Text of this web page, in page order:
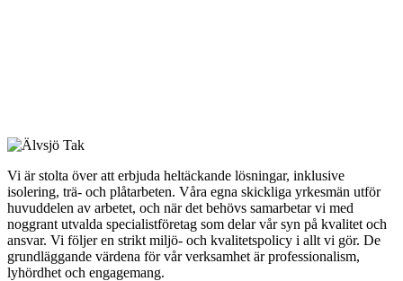
Vi är stolta över att erbjuda heltäckande lösningar, inklusive
isolering, trä- och plåtarbeten. Våra egna skickliga yrkesmän utför
huvuddelen av arbetet, och när det behövs samarbetar vi med
noggrant utvalda specialistföretag som delar vår syn på kvalitet och
ansvar. Vi följer en strikt miljö- och kvalitetspolicy i allt vi gör. De
grundläggande värdena för vår verksamhet är professionalism,
lyhördhet och engagemang.